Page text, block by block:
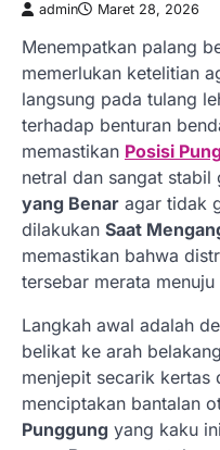
admin Maret 28, 2026
Menempatkan palang
memerlukan ketelitian
langsung pada tulang
terhadap benturan
memastikan Posisi
netral dan sangat stabil
yang Benar agar tidak
dilakukan Saat
memastikan bahwa
tersebar merata menuju
Langkah awal adalah
belikat ke arah
menjepit secarik kertas
menciptakan bantalan
Punggung yang kaku